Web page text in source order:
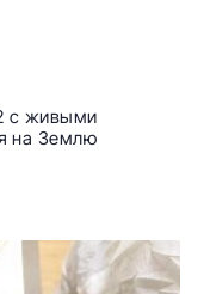
с живыми
на Землю